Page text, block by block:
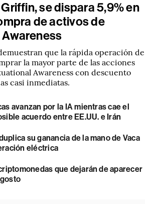
se dispara 5,9% en
de activos de
que la rápida operación de
la mayor parte de las acciones
Awareness con descuento
casi inmediatas.
avanzan por la IA mientras cae el
acuerdo entre EE.UU. e Irán
su ganancia de la mano de Vaca
eléctrica
que dejarán de aparecer